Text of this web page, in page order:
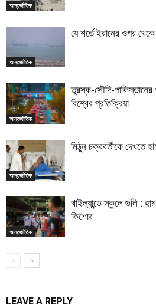
আন্তর্জাতিক
আন্তর্জাতিক
যে শর্তে ইরানের ওপর
আন্তর্জাতিক
তুরস্ক-সৌদি-পাকিস্তানের
বিশ্বের প্রতিক্রিয়া
আন্তর্জাতিক
মিঠুন চক্রবর্তীকে দেখতে
আন্তর্জাতিক
থাইল্যান্ডে স্কুলে গুলি :
কিশোর
LEAVE A REPLY